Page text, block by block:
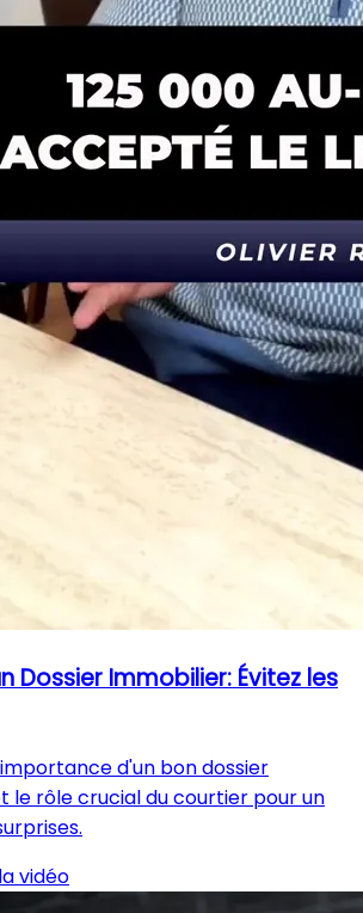
Dossier Immobilier: Évitez les
d'un bon dossier
le rôle crucial du courtier pour un
vidéo